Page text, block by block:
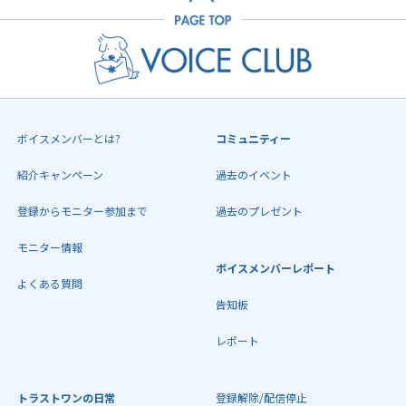
ボイスメンバーとは?
紹介キャンペーン
登録からモニター参加まで
モニター情報
よくある質問
コミュニティー
過去のイベント
過去のプレゼント
ボイスメンバーレポート
告知板
レポート
トラストワンの日常 登録解除/配信停止